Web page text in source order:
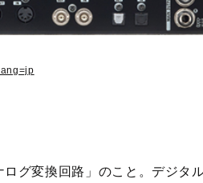
グ変換回路」のこと。デジタ